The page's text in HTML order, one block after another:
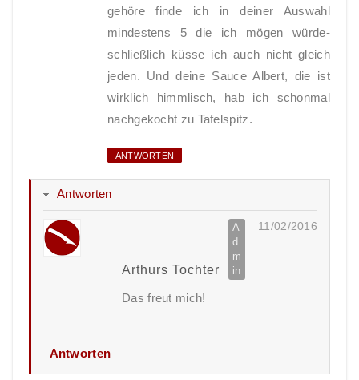
gehöre finde ich in deiner Auswahl
mindestens 5 die ich mögen würde-
schließlich küsse ich auch nicht gleich
jeden. Und deine Sauce Albert, die ist
wirklich himmlisch, hab ich schonmal
nachgekocht zu Tafelspitz.
ANTWORTEN
Antworten
Arthurs Tochter
11/02/2016
Das freut mich!
Antworten